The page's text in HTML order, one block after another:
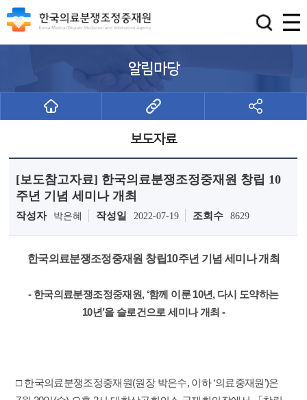
알림마당
보도자료
[보도참고자료] 한국의료분쟁조정중재원 창립 10
주년 기념 세미나 개최
작성자 박은혜 작성일 2022-07-19 조회수 8629
한국의료분쟁조정중재원 창립10주년 기념 세미나 개최
- 한국의료분쟁조정중재원, ‘함께 이룬 10년, 다시 도약하는
10년’을 슬로건으로 세미나 개최 -
□ 한국의료분쟁조정중재원(원장 박은수, 이하 ‘의료중재원’)은